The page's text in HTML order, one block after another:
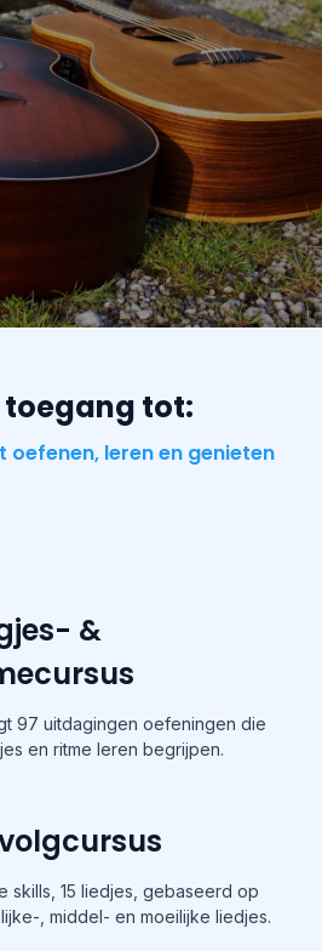
toegang tot:
oefenen, leren en genieten
&
97 uitdagingen oefeningen die
en ritme leren begrijpen.
skills, 15 liedjes, gebaseerd op
, middel- en moeilijke liedjes.